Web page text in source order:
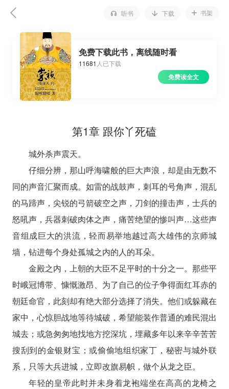
听书 下载 书架
免费下载此书，离线随时看
11681 人已下载
免费读全文
第1章 跟你丫死磕
城外杀声震天。
仔细分辨，那山呼海啸般的巨大声浪，却是由无数不
同的声音汇聚而成。如雷的战鼓声，刺耳的号角声，混乱
的马蹄声，尖锐的弓箭破空之声，刀剑的撞击声，士兵的
怒吼声，兵器刺破肉体之声，痛苦绝望的惨叫声…这些声
音组成巨大的洪流，轻而易举地越过高大雄伟的京师城
墙，钻进每个身处孤城之内的人的耳朵。
金殿之内，上朝的大臣不足平时的十分之一。那些平
时峨冠博带、慷慨激昂、为了自己的位子争得面红耳赤的
朝廷命官，此刻却有绝大部分选择了消失。他们或躲藏在
家中，心惊胆战地等待城破，希望能装作普通的难民混出
城去；或急匆匆地找地方挖深坑，埋藏多年以来辛辛苦苦
搜刮到的金银财宝；或偷偷地组织家丁，秘密与城外联
系，只等大兵进城，立即改旗易帜，做个从龙之臣。
年轻的皇帝此时并未身着龙袍端坐在高高的龙椅之